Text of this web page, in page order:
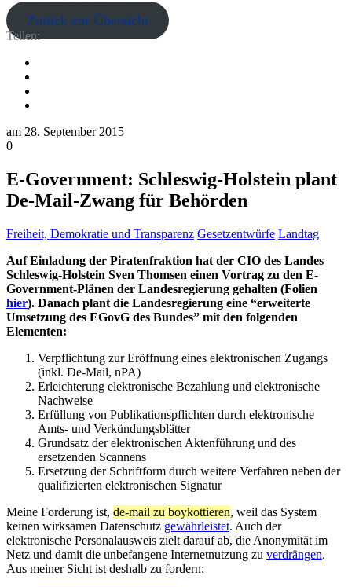
Zurück zur Übersicht
Teilen:
am 28. September 2015
0
E-Government: Schleswig-Holstein plant
De-Mail-Zwang für Behörden
Freiheit, Demokratie und Transparenz Gesetzentwürfe Landtag
Auf Einladung der Piratenfraktion hat der CIO des Landes
Schleswig-Holstein Sven Thomsen einen Vortrag zu den E-
Government-Plänen der Landesregierung gehalten (Folien
hier). Danach plant die Landesregierung eine “erweiterte
Umsetzung des EGovG des Bundes” mit den folgenden
Elementen:
Verpflichtung zur Eröffnung eines elektronischen Zugangs
(inkl. De-Mail, nPA)
Erleichterung elektronische Bezahlung und elektronische
Nachweise
Erfüllung von Publikationspflichten durch elektronische
Amts- und Verkündungsblätter
Grundsatz der elektronischen Aktenführung und des
ersetzenden Scannens
Ersetzung der Schriftform durch weitere Verfahren neben der
qualifizierten elektronischen Signatur
Meine Forderung ist, de-mail zu boykottieren, weil das System
keinen wirksamen Datenschutz gewährleistet. Auch der
elektronische Personalausweis zielt darauf ab, die Anonymität im
Netz und damit die unbefangene Internetnutzung zu verdrängen.
Aus meiner Sicht ist deshalb zu fordern: